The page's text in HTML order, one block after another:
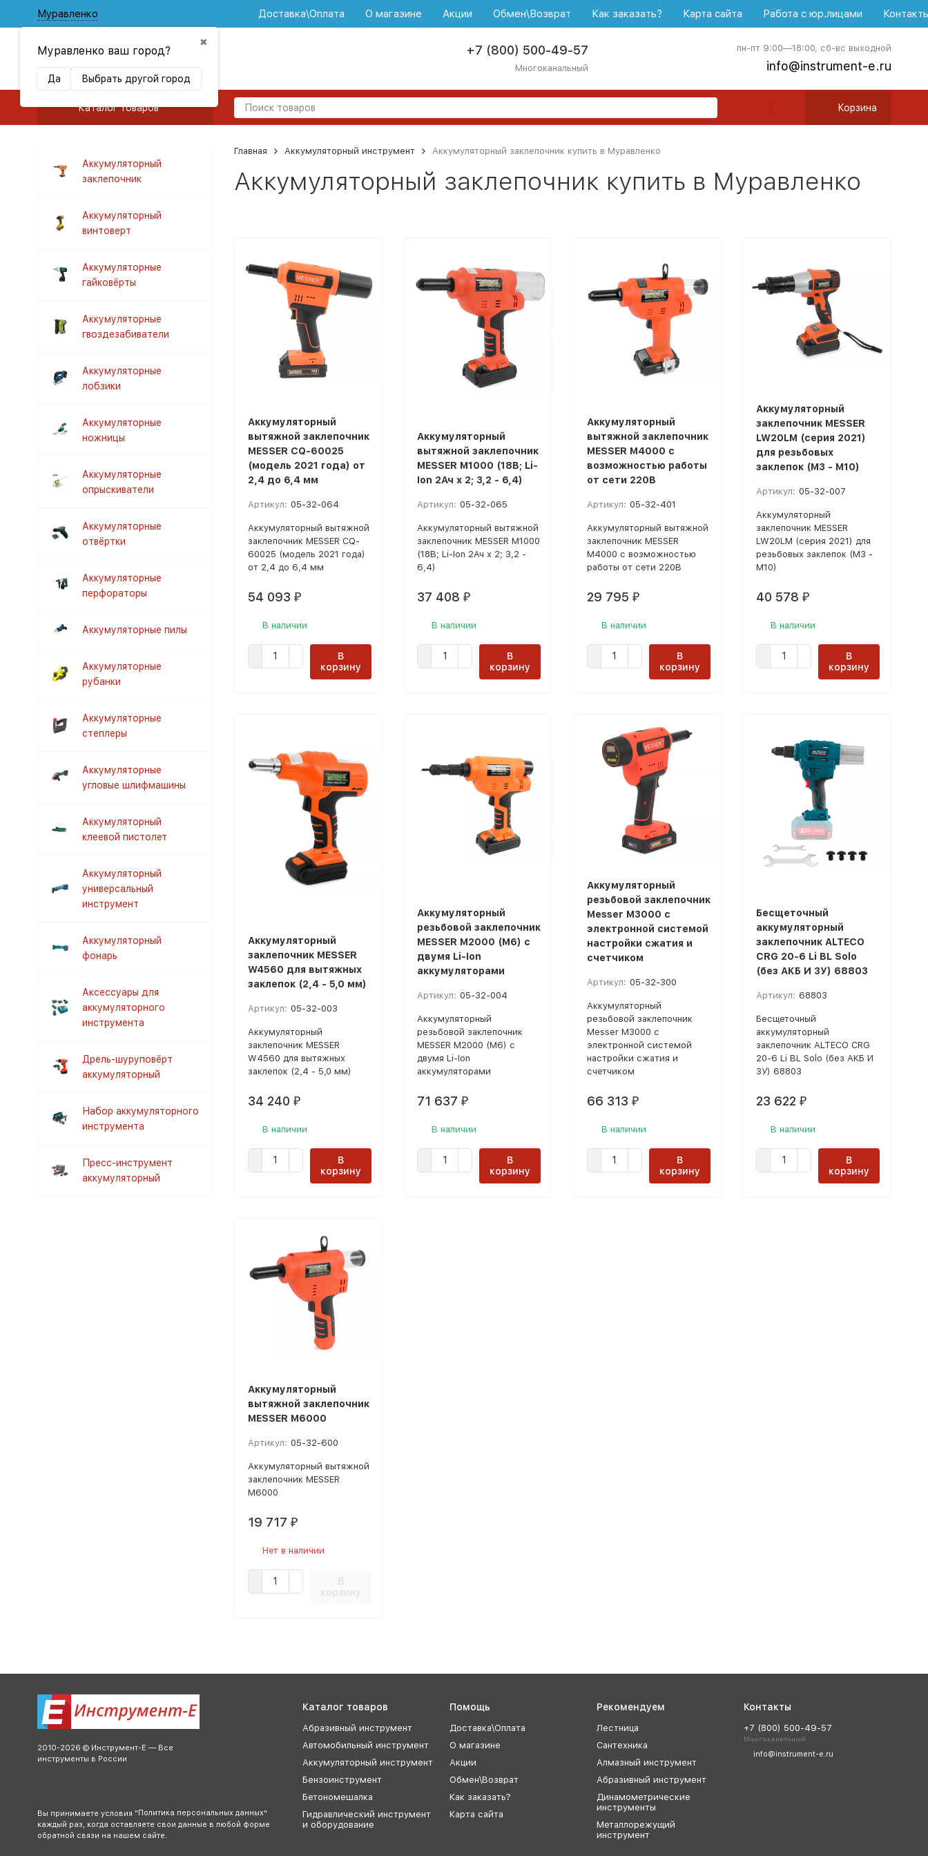
Муравленко
✖
Муравленко ваш город?
Да Выбрать другой город
Доставка\Оплата О магазине Акции Обмен\Возврат Как заказать? Карта сайта Работа с юр.лицами
+7 (800) 500-49-57
Многоканальный
пн-пт 9:00—18:00, сб-вс выходной
info@instrument-e.ru
Каталог товаров Корзина
Главная Аккумуляторный инструмент Аккумуляторный заклепочник купить в Муравленко
Аккумуляторный заклепочник купить в Муравленко
Аккумуляторный
вытяжной заклепочник
MESSER CQ-60025
(модель 2021 года) от
2,4 до 6,4 мм
Артикул: 05-32-064
Аккумуляторный вытяжной
заклепочник MESSER CQ-
60025 (модель 2021 года)
от 2,4 до 6,4 мм
54 093 ₽
В наличии
В
корзину
Аккумуляторный
вытяжной заклепочник
MESSER M1000 (18В; Li-
Ion 2Ач х 2; 3,2 - 6,4)
Артикул: 05-32-065
Аккумуляторный вытяжной
заклепочник MESSER M1000
(18В; Li-Ion 2Ач х 2; 3,2 -
6,4)
37 408 ₽
В наличии
В
корзину
Аккумуляторный
вытяжной заклепочник
MESSER M4000 с
возможностью работы
от сети 220В
Артикул: 05-32-401
Аккумуляторный вытяжной
заклепочник MESSER
M4000 с возможностью
работы от сети 220В
29 795 ₽
В наличии
В
корзину
Аккумуляторный
заклепочник MESSER
LW20LM (серия 2021)
для резьбовых
заклепок (М3 - М10)
Артикул: 05-32-007
Аккумуляторный
заклепочник MESSER
LW20LM (серия 2021) для
резьбовых заклепок (М3 -
М10)
40 578 ₽
В наличии
В
корзину
Аккумуляторный
заклепочник MESSER
W4560 для вытяжных
заклепок (2,4 - 5,0 мм)
Артикул: 05-32-003
Аккумуляторный
заклепочник MESSER
W4560 для вытяжных
заклепок (2,4 - 5,0 мм)
34 240 ₽
В наличии
В
корзину
Аккумуляторный
резьбовой заклепочник
MESSER M2000 (М6) с
двумя Li-Ion
аккумуляторами
Артикул: 05-32-004
Аккумуляторный
резьбовой заклепочник
MESSER M2000 (М6) с
двумя Li-Ion
аккумуляторами
71 637 ₽
В наличии
В
корзину
Аккумуляторный
резьбовой заклепочник
Messer M3000 с
электронной системой
настройки сжатия и
счетчиком
Артикул: 05-32-300
Аккумуляторный
резьбовой заклепочник
Messer M3000 с
электронной системой
настройки сжатия и
счетчиком
66 313 ₽
В наличии
В
корзину
Бесщеточный
аккумуляторный
заклепочник ALTECO
CRG 20-6 Li BL Solo
(без АКБ И ЗУ) 68803
Артикул: 68803
Бесщеточный
аккумуляторный
заклепочник ALTECO CRG
20-6 Li BL Solo (без АКБ И
ЗУ) 68803
23 622 ₽
В наличии
В
корзину
Аккумуляторный
вытяжной заклепочник
MESSER M6000
Артикул: 05-32-600
Аккумуляторный вытяжной
заклепочник MESSER
M6000
19 717 ₽
Нет в наличии
В
корзину
Аккумуляторный
заклепочник
Аккумуляторный
винтоверт
Аккумуляторные
гайковёрты
Аккумуляторные
гвоздезабиватели
Аккумуляторные
лобзики
Аккумуляторные
ножницы
Аккумуляторные
опрыскиватели
Аккумуляторные
отвёртки
Аккумуляторные
перфораторы
Аккумуляторные пилы
Аккумуляторные
рубанки
Аккумуляторные
степлеры
Аккумуляторные
угловые шлифмашины
Аккумуляторный
клеевой пистолет
Аккумуляторный
универсальный
инструмент
Аккумуляторный
фонарь
Аксессуары для
аккумуляторного
инструмента
Дрель-шуруповёрт
аккумуляторный
Набор аккумуляторного
инструмента
Пресс-инструмент
аккумуляторный
2010-2026 © Инструмент-Е — Все
инструменты в России
Вы принимаете условия "Политика персональных данных"
каждый раз, когда оставляете свои данные в любой форме
обратной связи на нашем сайте.
Каталог товаров
Абразивный инструмент
Автомобильный инструмент
Аккумуляторный инструмент
Бензоинструмент
Бетономешалка
Гидравлический инструмент
и оборудование
Помощь
Доставка\Оплата
О магазине
Акции
Обмен\Возврат
Как заказать?
Карта сайта
Рекомендуем
Лестница
Сантехника
Алмазный инструмент
Абразивный инструмент
Динамометрические
инструменты
Металлорежущий
инструмент
Контакты
+7 (800) 500-49-57
Многоканальный
info@instrument-e.ru